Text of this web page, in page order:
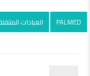
PALMED العيادات